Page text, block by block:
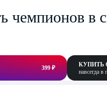
чемпионов в
399 ₽
КУПИТЬ
навсегда в